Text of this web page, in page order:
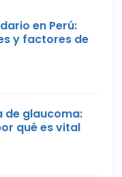
en Perú:
y factores de
de glaucoma:
qué es vital